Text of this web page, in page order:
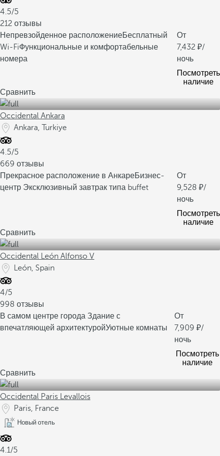
4.5/5
212 отзывы
Непревзойденное расположениеБесплатный
Wi-FiФункциональные и комфортабельные
номера
От
7,432
/
ночь
Посмотреть
наличие
Сравнить
Occidental Ankara
Ankara, Turkiye
4.5/5
669 отзывы
Прекрасное расположение в АнкареБизнес-
центр Эксклюзивный завтрак типа buffet
От
9,528
/
ночь
Посмотреть
наличие
Сравнить
Occidental León Alfonso V
León, Spain
4/5
998 отзывы
В самом центре города Здание с
впечатляющей архитектуройУютные комнаты
От
7,909
/
ночь
Посмотреть
наличие
Сравнить
Occidental Paris Levallois
Paris, France
Новый отель
4.1/5